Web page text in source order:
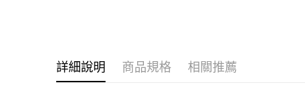
詳細說明 商品規格 相關推薦